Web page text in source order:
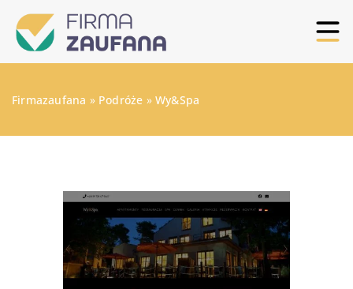
Firmazaufana » Podróże »Wy&Spa